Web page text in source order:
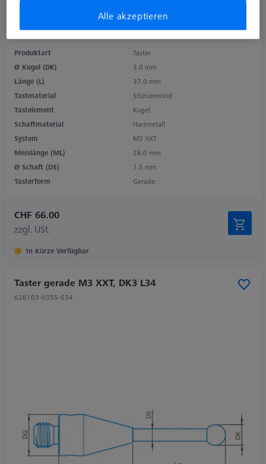
Produktart
Taster
Ø Kugel (DK)
3.0 mm
Länge (L)
37.0 mm
Tastmaterial
Siliziumnitrid
Tastelement
Kugel
Schaftmaterial
Hartmetall
System
M3 XXT
Messlänge (ML)
28.0 mm
Ø Schaft (DS)
1.5 mm
Tasterform
Gerade
CHF 66.00
zzgl. USt.
In Kürze Verfügbar
Taster gerade M3 XXT, DK3 L34
626103-0355-034
Alle akzeptieren